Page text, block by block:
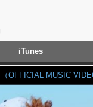
iTunes
OFFICIAL MUSIC